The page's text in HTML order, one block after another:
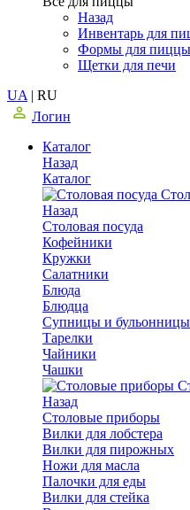
Назад
Инвентарь для
Формы для пиццы
Щетки для печи
UA | RU
Логин
Каталог
Назад
Каталог
Назад
Столовая посуда
Кофейники
Кружки
Салатники
Блюда
Блюдца
Супницы и бульонницы
Тарелки
Чайники
Чашки
Назад
Cтоловые приборы
Вилки для лобстера
Вилки для пирожных
Ножи для масла
Палочки для еды
Вилки для стейка